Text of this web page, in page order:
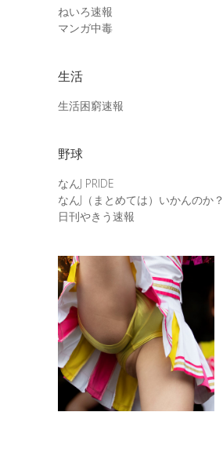
ねいろ速報
マンガ中毒
生活
生活困窮速報
野球
なんJ PRIDE
なんJ（まとめては）いかんのか？
日刊やきう速報